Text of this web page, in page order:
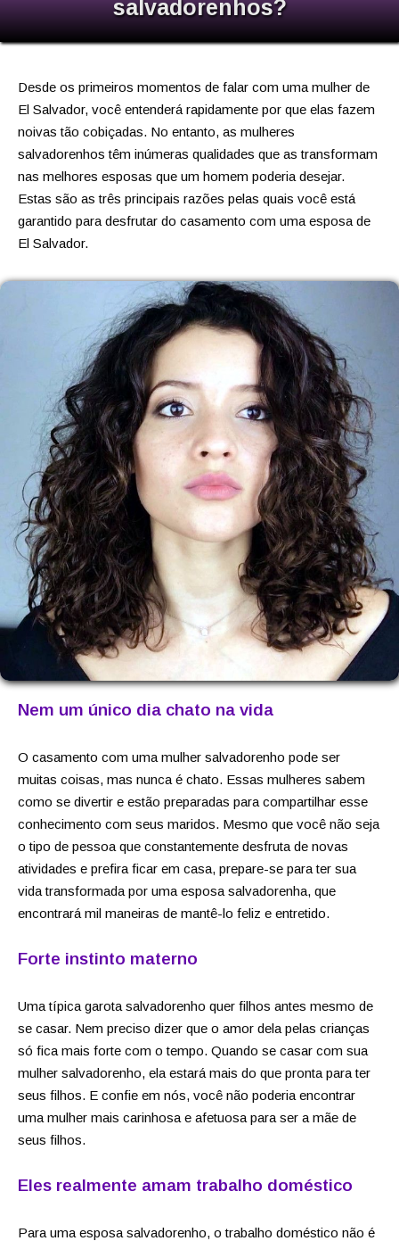
salvadorenhos?
Desde os primeiros momentos de falar com uma mulher de
El Salvador, você entenderá rapidamente por que elas fazem
noivas tão cobiçadas. No entanto, as mulheres
salvadorenhos têm inúmeras qualidades que as transformam
nas melhores esposas que um homem poderia desejar.
Estas são as três principais razões pelas quais você está
garantido para desfrutar do casamento com uma esposa de
El Salvador.
Nem um único dia chato na vida
O casamento com uma mulher salvadorenho pode ser
muitas coisas, mas nunca é chato. Essas mulheres sabem
como se divertir e estão preparadas para compartilhar esse
conhecimento com seus maridos. Mesmo que você não seja
o tipo de pessoa que constantemente desfruta de novas
atividades e prefira ficar em casa, prepare-se para ter sua
vida transformada por uma esposa salvadorenha, que
encontrará mil maneiras de mantê-lo feliz e entretido.
Forte instinto materno
Uma típica garota salvadorenho quer filhos antes mesmo de
se casar. Nem preciso dizer que o amor dela pelas crianças
só fica mais forte com o tempo. Quando se casar com sua
mulher salvadorenho, ela estará mais do que pronta para ter
seus filhos. E confie em nós, você não poderia encontrar
uma mulher mais carinhosa e afetuosa para ser a mãe de
seus filhos.
Eles realmente amam trabalho doméstico
Para uma esposa salvadorenho, o trabalho doméstico não é